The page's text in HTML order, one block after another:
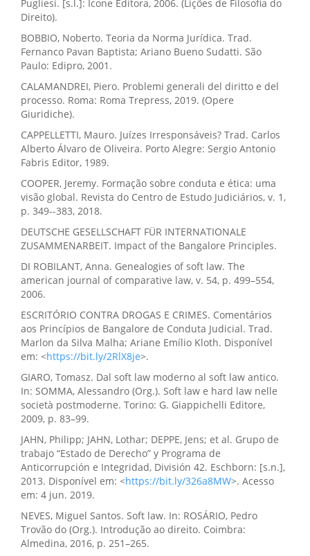
Pugliesi. [s.l.]: Ícone Editora, 2006. (Lições de Filosofia do
Direito).
BOBBIO, Noberto. Teoria da Norma Jurídica. Trad.
Fernanco Pavan Baptista; Ariano Bueno Sudatti. São
Paulo: Edipro, 2001.
CALAMANDREI, Piero. Problemi generali del diritto e del
processo. Roma: Roma Trepress, 2019. (Opere
Giuridiche).
CAPPELLETTI, Mauro. Juízes Irresponsáveis? Trad. Carlos
Alberto Álvaro de Oliveira. Porto Alegre: Sergio Antonio
Fabris Editor, 1989.
COOPER, Jeremy. Formação sobre conduta e ética: uma
visão global. Revista do Centro de Estudo Judiciários, v. 1,
p. 349--383, 2018.
DEUTSCHE GESELLSCHAFT FÜR INTERNATIONALE
ZUSAMMENARBEIT. Impact of the Bangalore Principles.
DI ROBILANT, Anna. Genealogies of soft law. The
american journal of comparative law, v. 54, p. 499–554,
2006.
ESCRITÓRIO CONTRA DROGAS E CRIMES. Comentários
aos Princípios de Bangalore de Conduta Judicial. Trad.
Marlon da Silva Malha; Ariane Emílio Kloth. Disponível
em: <https://bit.ly/2RlX8je>.
GIARO, Tomasz. Dal soft law moderno al soft law antico.
In: SOMMA, Alessandro (Org.). Soft law e hard law nelle
società postmoderne. Torino: G. Giappichelli Editore,
2009, p. 83–99.
JAHN, Philipp; JAHN, Lothar; DEPPE, Jens; et al. Grupo de
trabajo “Estado de Derecho” y Programa de
Anticorrupción e Integridad, División 42. Eschborn: [s.n.],
2013. Disponível em: <https://bit.ly/326a8MW>. Acesso
em: 4 jun. 2019.
NEVES, Miguel Santos. Soft law. In: ROSÁRIO, Pedro
Trovão do (Org.). Introdução ao direito. Coimbra:
Almedina, 2016, p. 251–265.